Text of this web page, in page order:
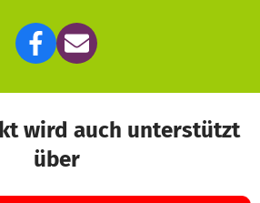
wird auch unterstützt
über